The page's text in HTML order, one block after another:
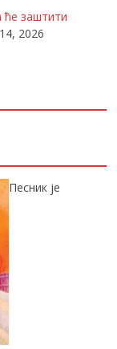
ће заштити
2026
Песник је